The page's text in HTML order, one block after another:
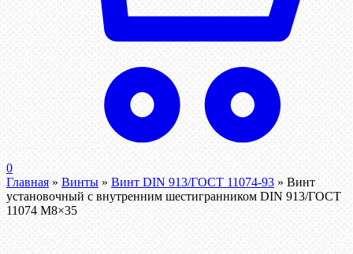
0
Главная » Винты » Винт DIN 913/ГОСТ 11074-93 » Винт
установочный с внутренним шестигранником DIN 913/ГОСТ
11074 М8×35